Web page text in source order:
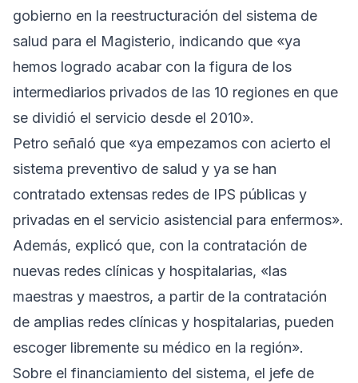
gobierno en la reestructuración del sistema de
salud para el Magisterio, indicando que «ya
hemos logrado acabar con la figura de los
intermediarios privados de las 10 regiones en que
se dividió el servicio desde el 2010».
Petro señaló que «ya empezamos con acierto el
sistema preventivo de salud y ya se han
contratado extensas redes de IPS públicas y
privadas en el servicio asistencial para enfermos».
Además, explicó que, con la contratación de
nuevas redes clínicas y hospitalarias, «las
maestras y maestros, a partir de la contratación
de amplias redes clínicas y hospitalarias, pueden
escoger libremente su médico en la región».
Sobre el financiamiento del sistema, el jefe de